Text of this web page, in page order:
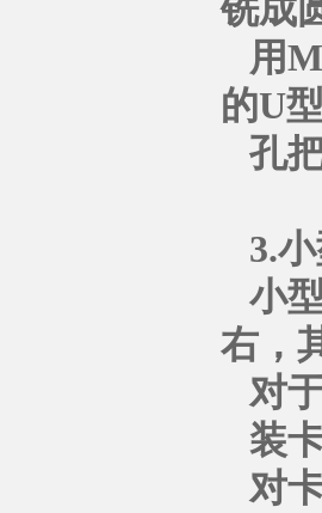
铣成
用
的U
孔
3.
小
右，
对
装
对